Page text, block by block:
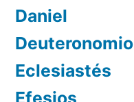
Daniel
Deuteronomio
Eclesiastés
Efesios